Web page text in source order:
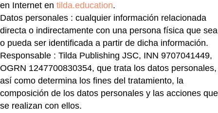
en Internet en tilda.education.
Datos personales : cualquier información relacionada
directa o indirectamente con una persona física que sea
o pueda ser identificada a partir de dicha información.
Responsable : Tilda Publishing JSC, INN 9707041449,
OGRN 1247700830354, que trata los datos personales,
así como determina los fines del tratamiento, la
composición de los datos personales y las acciones que
se realizan con ellos.